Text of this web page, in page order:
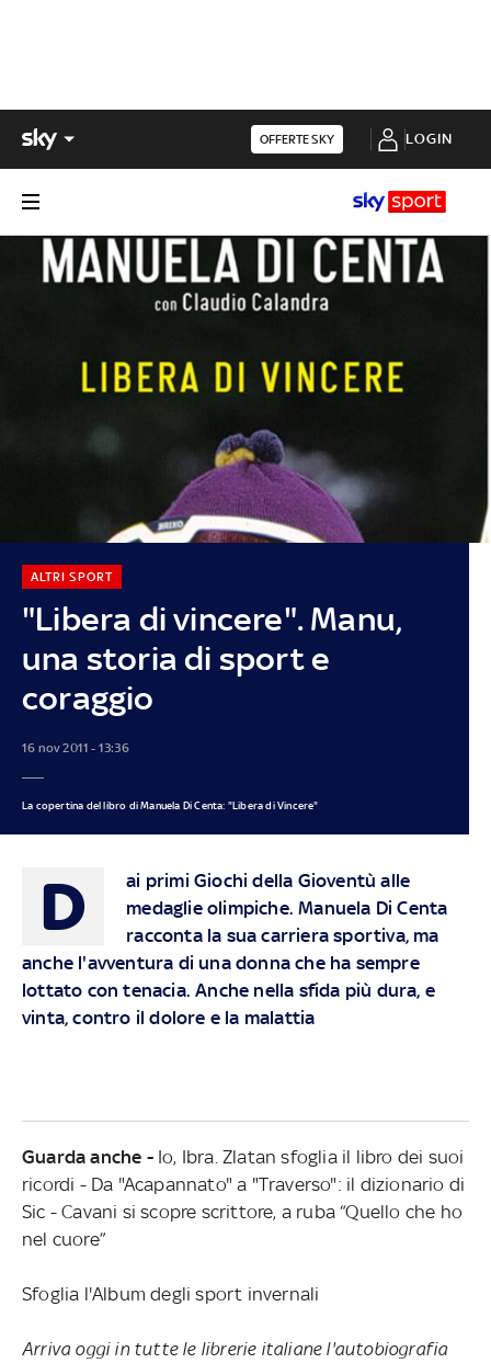
OFFERTE SKY LOGIN
"Libera di vincere". Manu,
una storia di sport e
coraggio
ALTRI SPORT
16 nov 2011 - 13:36
La copertina del libro di Manuela Di Centa: "Libera di Vincere"
D
ai primi Giochi della Gioventù alle
medaglie olimpiche. Manuela Di Centa
racconta la sua carriera sportiva, ma
anche l'avventura di una donna che ha sempre
lottato con tenacia. Anche nella sfida più dura, e
vinta, contro il dolore e la malattia
Guarda anche -Io, Ibra. Zlatan sfoglia il libro dei suoi
ricordi - Da "Acapannato" a "Traverso": il dizionario di
Sic - Cavani si scopre scrittore, a ruba “Quello che ho
nel cuore”
Sfoglia l'Album degli sport invernali
Arriva oggi in tutte le librerie italiane l'autobiografia